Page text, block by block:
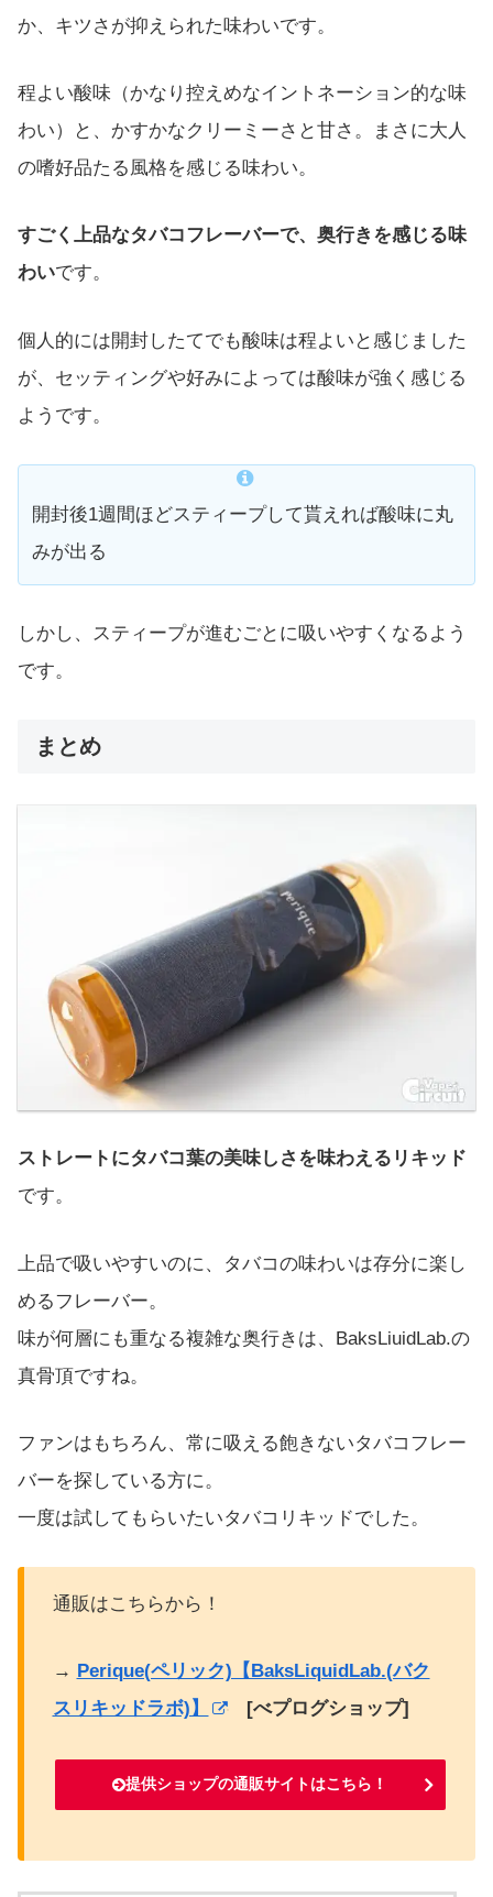
か、キツさが抑えられた味わいです。
程よい酸味（かなり控えめなイントネーション的な味
わい）と、かすかなクリーミーさと甘さ。まさに大人
の嗜好品たる風格を感じる味わい。
すごく上品なタバコフレーバーで、奥行きを感じる味
わいです。
個人的には開封したてでも酸味は程よいと感じました
が、セッティングや好みによっては酸味が強く感じる
ようです。
開封後1週間ほどスティープして貰えれば酸味に丸
みが出る
しかし、スティープが進むごとに吸いやすくなるよう
です。
まとめ
ストレートにタバコ葉の美味しさを味わえるリキッド
です。
上品で吸いやすいのに、タバコの味わいは存分に楽し
めるフレーバー。
味が何層にも重なる複雑な奥行きは、BaksLiuidLab.の
真骨頂ですね。
ファンはもちろん、常に吸える飽きないタバコフレー
バーを探している方に。
一度は試してもらいたいタバコリキッドでした。
通販はこちらから！
→ Perique(ペリック)【BaksLiquidLab.(バク
スリキッドラボ)】
[べプログショップ]
提供ショップの通販サイトはこちら！